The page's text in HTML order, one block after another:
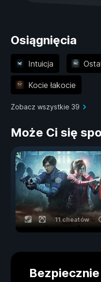
Osiągnięcia
Intuicja
Kocie łakocie
Zobacz wszystkie 39
Może Ci się
11 cheatów